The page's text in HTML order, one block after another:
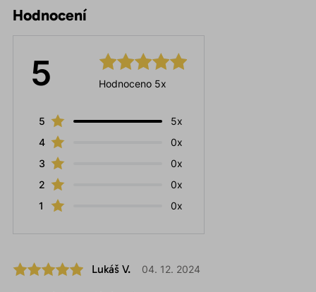
Hodnocení
5 Hodnoceno 5x
5
5x
4
0x
3
0x
2
0x
1
0x
Lukáš V. 04. 12. 2024